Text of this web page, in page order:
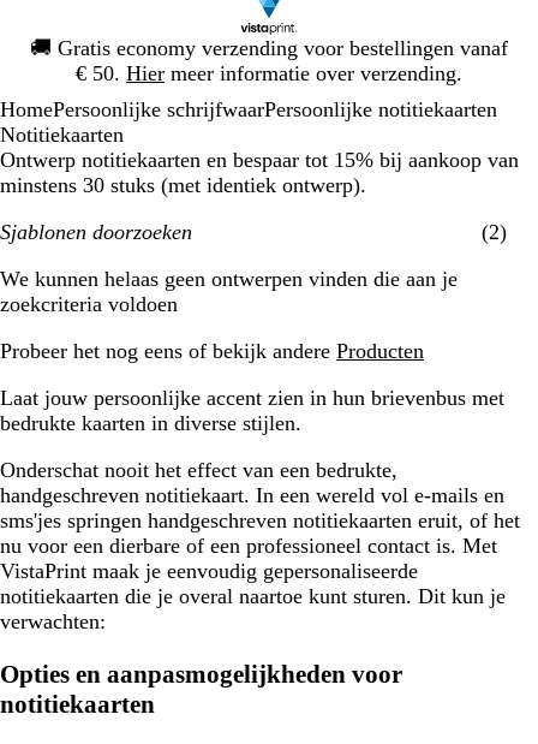
🚚 Gratis economy verzending voor bestellingen vanaf
€ 50. Hier meer informatie over verzending.
1
HomePersoonlijke schrijfwaarPersoonlijke notitiekaarten
Notitiekaarten
Ontwerp notitiekaarten en bespaar tot 15% bij aankoop van
minstens 30 stuks (met identiek ontwerp).
Sjablonen doorzoeken
(2)
We kunnen helaas geen ontwerpen vinden die aan je
zoekcriteria voldoen
Probeer het nog eens of bekijk andere Producten
Laat jouw persoonlijke accent zien in hun brievenbus met
bedrukte kaarten in diverse stijlen.
Onderschat nooit het effect van een bedrukte,
handgeschreven notitiekaart. In een wereld vol e-mails en
sms'jes springen handgeschreven notitiekaarten eruit, of het
nu voor een dierbare of een professioneel contact is. Met
VistaPrint maak je eenvoudig gepersonaliseerde
notitiekaarten die je overal naartoe kunt sturen. Dit kun je
verwachten:
Opties en aanpasmogelijkheden voor
notitiekaarten